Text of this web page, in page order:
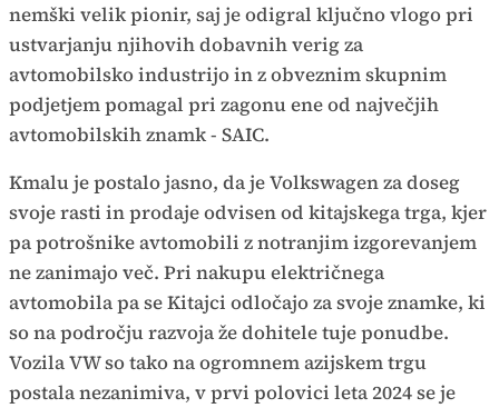
nemški velik pionir, saj je odigral ključno vlogo pri
ustvarjanju njihovih dobavnih verig za
avtomobilsko industrijo in z obveznim skupnim
podjetjem pomagal pri zagonu ene od največjih
avtomobilskih znamk - SAIC.
Kmalu je postalo jasno, da je Volkswagen za doseg
svoje rasti in prodaje odvisen od kitajskega trga, kjer
pa potrošnike avtomobili z notranjim izgorevanjem
ne zanimajo več. Pri nakupu električnega
avtomobila pa se Kitajci odločajo za svoje znamke, ki
so na področju razvoja že dohitele tuje ponudbe.
Vozila VW so tako na ogromnem azijskem trgu
postala nezanimiva, v prvi polovici leta 2024 se je